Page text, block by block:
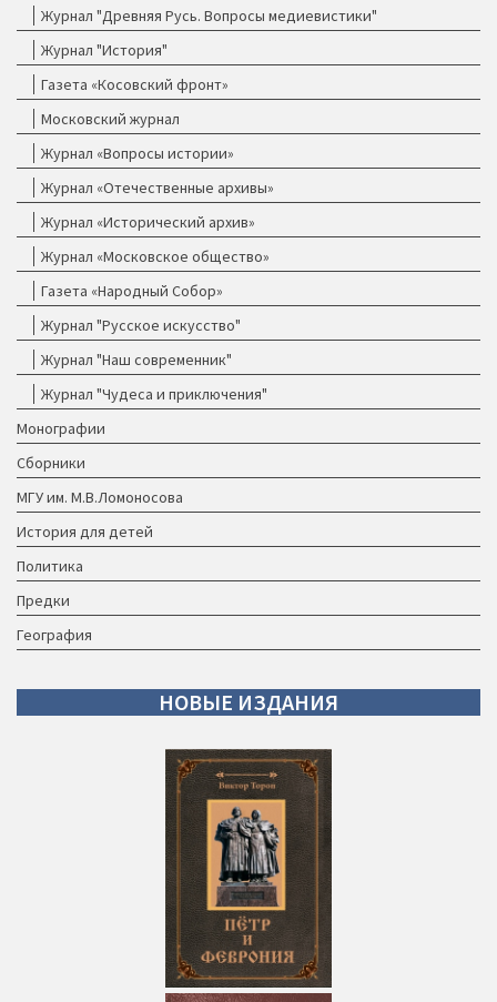
Журнал "Древняя Русь. Вопросы медиевистики"
Журнал "История"
Газета «Косовский фронт»
Московский журнал
Журнал «Вопросы истории»
Журнал «Отечественные архивы»
Журнал «Исторический архив»
Журнал «Московское общество»
Газета «Народный Собор»
Журнал "Русское искусство"
Журнал "Наш современник"
Журнал "Чудеса и приключения"
Монографии
Сборники
МГУ им. М.В.Ломоносова
История для детей
Политика
Предки
География
НОВЫЕ ИЗДАНИЯ